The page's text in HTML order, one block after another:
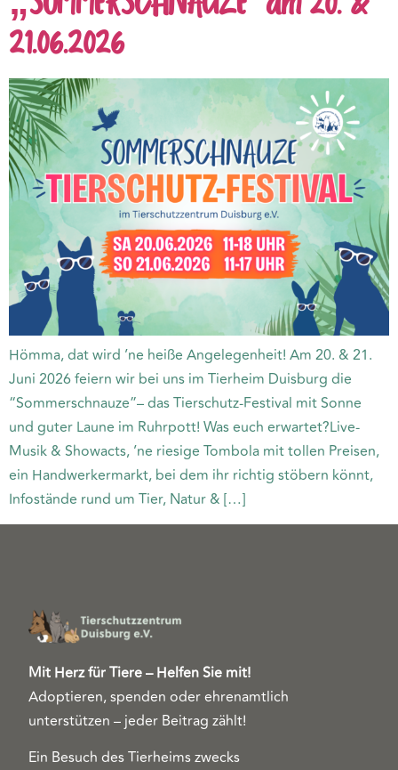
21.06.2026
Hömma, dat wird ’ne heiße Angelegenheit! Am 20. & 21.
Juni 2026 feiern wir bei uns im Tierheim Duisburg die
“Sommerschnauze”– das Tierschutz-Festival mit Sonne
und guter Laune im Ruhrpott! Was euch erwartet?Live-
Musik & Showacts, ’ne riesige Tombola mit tollen Preisen,
ein Handwerkermarkt, bei dem ihr richtig stöbern könnt,
Infostände rund um Tier, Natur & […]
Mit Herz für Tiere – Helfen Sie mit!
Adoptieren, spenden oder ehrenamtlich
unterstützen – jeder Beitrag zählt!
Ein Besuch des Tierheims zwecks